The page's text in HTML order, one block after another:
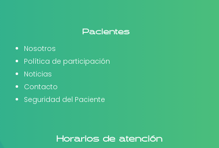
Pacientes
Nosotros
Política de participación
Noticias
Contacto
Seguridad del Paciente
Horarios de atención